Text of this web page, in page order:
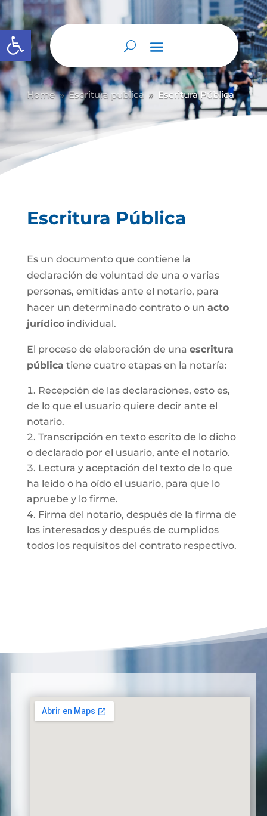
Abrir barra de herramientas
Home 9 Escritura publica 9 Escritura Pública
Escritura Pública
Es un documento que contiene la
declaración de voluntad de una o varias
personas, emitidas ante el notario, para
hacer un determinado contrato o un acto
jurídicoindividual.
El proceso de elaboración de una escritura
pública tiene cuatro etapas en la notaría:
Recepción de las declaraciones, esto es,
de lo que el usuario quiere decir ante el
notario.
Transcripción en texto escrito de lo dicho
o declarado por el usuario, ante el notario.
Lectura y aceptación del texto de lo que
ha leído o ha oído el usuario, para que lo
apruebe y lo firme.
Firma del notario, después de la firma de
los interesados y después de cumplidos
todos los requisitos del contrato respectivo.